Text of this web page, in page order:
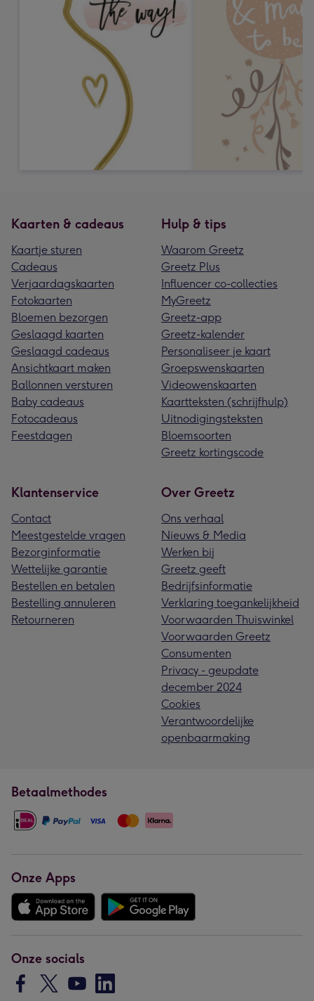
Kaarten & cadeaus
Kaartje sturen
Cadeaus
Verjaardagskaarten
Fotokaarten
Bloemen bezorgen
Geslaagd kaarten
Geslaagd cadeaus
Ansichtkaart maken
Ballonnen versturen
Baby cadeaus
Fotocadeaus
Feestdagen
Hulp & tips
Waarom Greetz
Greetz Plus
Influencer co-collecties
MyGreetz
Greetz-app
Greetz-kalender
Personaliseer je kaart
Groepswenskaarten
Videowenskaarten
Kaartteksten (schrijfhulp)
Uitnodigingsteksten
Bloemsoorten
Greetz kortingscode
Klantenservice
Contact
Meestgestelde vragen
Bezorginformatie
Wettelijke garantie
Bestellen en betalen
Bestelling annuleren
Retourneren
Over Greetz
Ons verhaal
Nieuws & Media
Werken bij
Greetz geeft
Bedrijfsinformatie
Verklaring toegankelijkheid
Voorwaarden Thuiswinkel
Voorwaarden Greetz
Consumenten
Privacy - geupdate
december 2024
Cookies
Verantwoordelijke
openbaarmaking
Betaalmethodes
Onze Apps
Onze socials